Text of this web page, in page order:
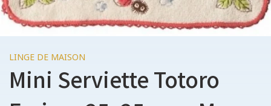
LINGE DE MAISON
Mini Serviette Totoro